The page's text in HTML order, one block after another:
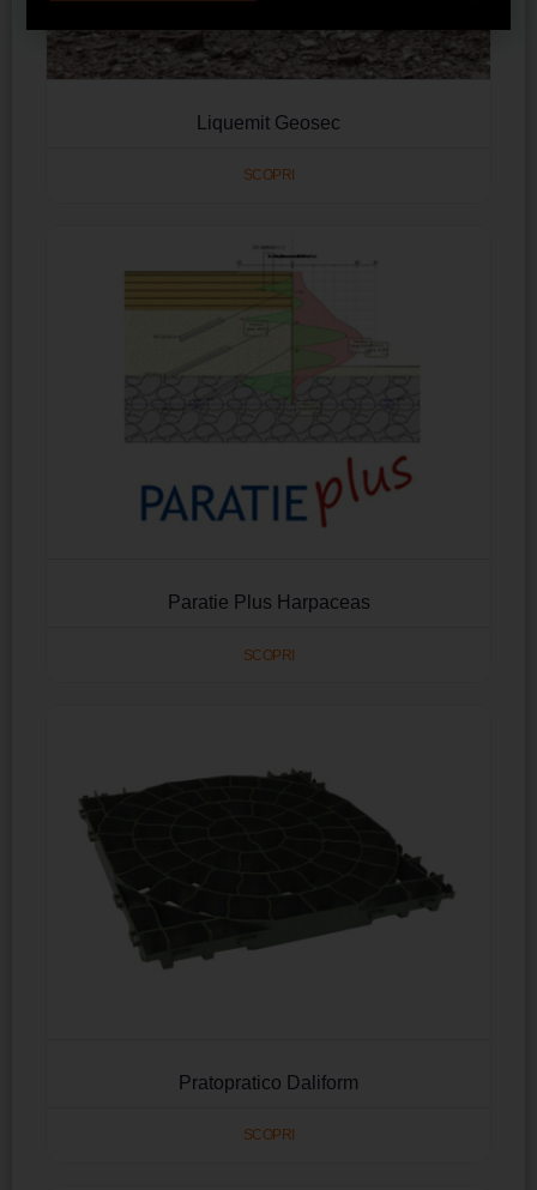
Liquemit Geosec
SCOPRI
Paratie Plus Harpaceas
SCOPRI
Pratopratico Daliform
SCOPRI